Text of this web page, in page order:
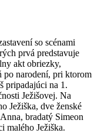
so scénami
prvá predstavuje
akt obriezky,
po narodení, pri ktorom
pripadajúci na 1.
Ježišovej. Na
Ježiška, dve ženské
bradatý Simeon
malého Ježiška.